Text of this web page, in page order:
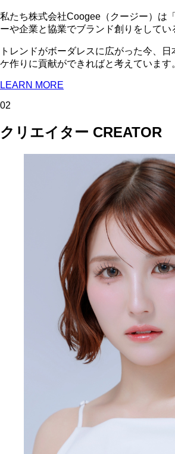
私たち株式会社Coogee（クージー）は
ーや企業と協業でブランド創りをしてい
トレンドがボーダレスに広がった今、
ケ作りに貢献ができればと考えています
LEARN MORE
02
クリエイター CREATOR